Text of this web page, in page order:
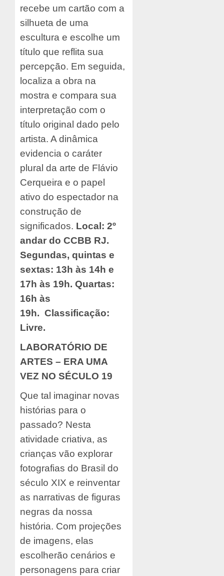
recebe um cartão com a
silhueta de uma
escultura e escolhe um
título que reflita sua
percepção. Em seguida,
localiza a obra na
mostra e compara sua
interpretação com o
título original dado pelo
artista. A dinâmica
evidencia o caráter
plural da arte de Flávio
Cerqueira e o papel
ativo do espectador na
construção de
significados. Local: 2º
andar do CCBB RJ.
Segundas, quintas e
sextas: 13h às 14h e
17h às 19h. Quartas:
16h às
19h. C lassificação:
Livre.
LABORATÓRIO DE
ARTES – ERA UMA
VEZ NO SÉCULO 19
Que tal imaginar novas
histórias para o
passado? Nesta
atividade criativa, as
crianças vão explorar
fotografias do Brasil do
século XIX e reinventar
as narrativas de figuras
negras da nossa
história. Com projeções
de imagens, elas
escolherão cenários e
personagens para criar